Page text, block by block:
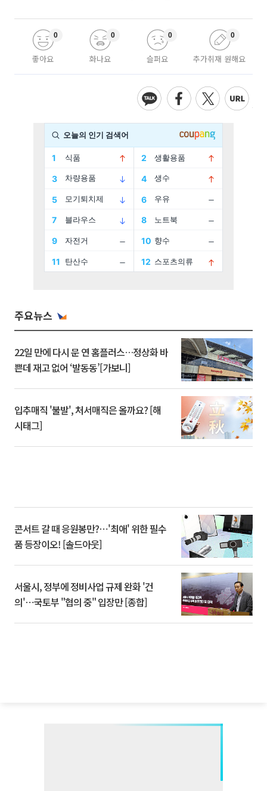
좋아요
0
화나요
0
슬퍼요
0
추가취재 원해요
0
주요뉴스
22일 만에 다시 문 연 홈플러스…정상화 바
쁜데 재고 없어 ‘발동동’[가보니]
입추매직 '불발', 처서매직은 올까요? [해
시태그]
콘서트 갈 때 응원봉만?⋯'최애' 위한 필수
품 등장이오! [솔드아웃]
서울시, 정부에 정비사업 규제 완화 '건
의'⋯국토부 "협의 중" 입장만 [종합]